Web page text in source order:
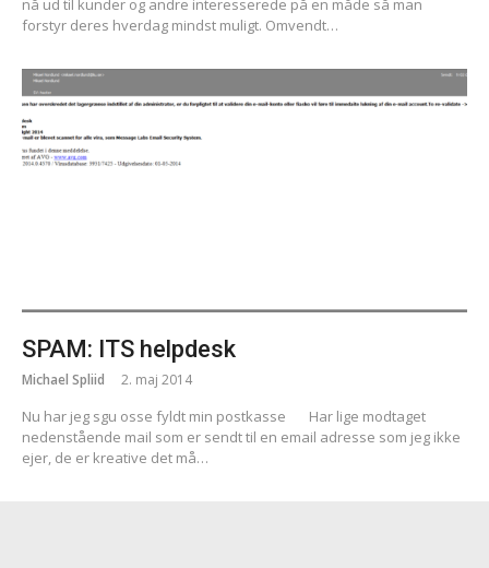
nå ud til kunder og andre interesserede på en måde så man
forstyr deres hverdag mindst muligt. Omvendt…
SPAM: ITS helpdesk
Michael Spliid 2. maj 2014
Nu har jeg sgu osse fyldt min postkasse
Har lige modtaget
nedenstående mail som er sendt til en email adresse som jeg ikke
ejer, de er kreative det må…